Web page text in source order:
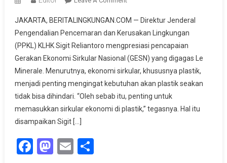
Minerale
Siap
Kurangi
Sampahnya
Sebanyak
30%
Pada
2030
JAKARTA, BERITALINGKUNGAN.COM — Direktur Jenderal
Pengendalian Pencemaran dan Kerusakan Lingkungan
(PPKL) KLHK Sigit Reliantoro mengpresiasi pencapaian
Gerakan Ekonomi Sirkular Nasional (GESN) yang digagas Le
Minerale. Menurutnya, ekonomi sirkular, khususnya plastik,
menjadi penting mengingat kebutuhan akan plastik seakan
tidak bisa dihindari. “Oleh sebab itu, penting untuk
memasukkan sirkular ekonomi di plastik,” tegasnya. Hal itu
disampaikan Sigit […]
Facebook
Mastodon
EmailShare